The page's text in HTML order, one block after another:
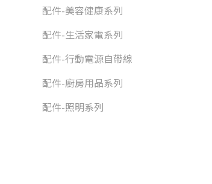
配件-美容健康系列
配件-生活家電系列
配件-行動電源自帶線
配件-廚房用品系列
配件-照明系列